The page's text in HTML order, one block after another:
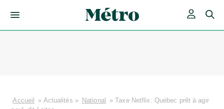
Accueil » Actualités » National »Taxe Netflix: Québec prêt à agir